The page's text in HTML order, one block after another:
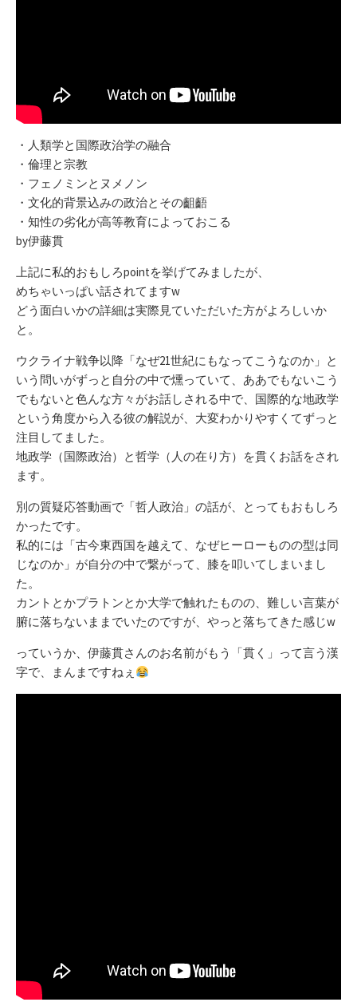
・人類学と国際政治学の融合
・倫理と宗教
・フェノミンとヌメノン
・文化的背景込みの政治とその齟齬
・知性の劣化が高等教育によっておこる
by伊藤貫
上記に私的おもしろpointを挙げてみましたが、
めちゃいっぱい話されてますw
どう面白いかの詳細は実際見ていただいた方がよろしいか
と。
ウクライナ戦争以降「なぜ21世紀にもなってこうなのか」と
いう問いがずっと自分の中で燻っていて、ああでもないこう
でもないと色んな方々がお話しされる中で、国際的な地政学
という角度から入る彼の解説が、大変わかりやすくてずっと
注目してました。
地政学（国際政治）と哲学（人の在り方）を貫くお話をされ
ます。
別の質疑応答動画で「哲人政治」の話が、とってもおもしろ
かったです。
私的には「古今東西国を越えて、なぜヒーローものの型は同
じなのか」が自分の中で繋がって、膝を叩いてしまいまし
た。
カントとかプラトンとか大学で触れたものの、難しい言葉が
腑に落ちないままでいたのですが、やっと落ちてきた感じw
っていうか、伊藤貫さんのお名前がもう「貫く」って言う漢
字で、まんまですねぇ